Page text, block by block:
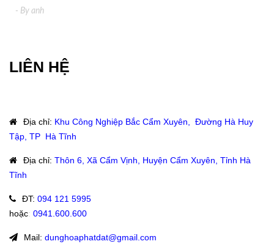
- By anh
LIÊN HỆ
Địa chỉ: Khu Công Nghiệp Bắc Cẩm Xuyên, Đường Hà Huy
Tập, TP Hà Tĩnh
Địa chỉ: Thôn 6, Xã Cẩm Vịnh, Huyện Cẩm Xuyên, Tỉnh Hà
Tĩnh
ĐT: 094 121 5995
hoặc: 0941.600.600
Mail: dunghoaphatdat@gmail.com